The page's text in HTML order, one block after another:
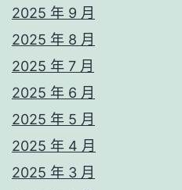
2025 年 9 月
2025 年 8 月
2025 年 7 月
2025 年 6 月
2025 年 5 月
2025 年 4 月
2025 年 3 月